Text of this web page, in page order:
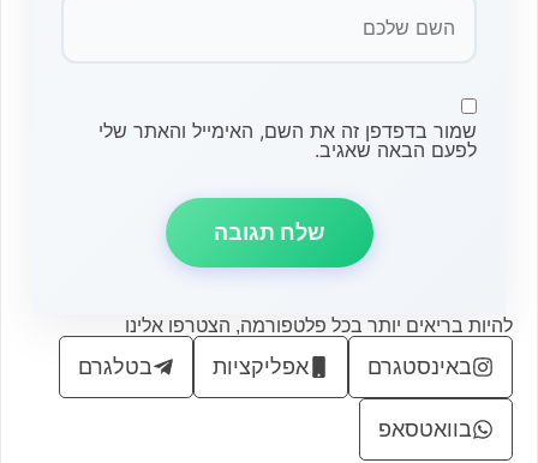
שמור בדפדפן זה את השם, האימייל והאתר שלי
לפעם הבאה שאגיב.
להיות בריאים יותר בכל פלטפורמה, הצטרפו אלינו
באינסטגרם אפליקציות בטלגרם
בוואטסאפ